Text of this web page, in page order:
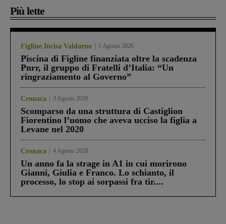
Più lette
Figline Incisa Valdarno 1 Agosto 2026
Piscina di Figline finanziata oltre la scadenza
Pnrr, il gruppo di Fratelli d’Italia: “Un
ringraziamento al Governo”
Cronaca 3 Agosto 2026
Scomparso da una struttura di Castiglion
Fiorentino l’uomo che aveva ucciso la figlia a
Levane nel 2020
Cronaca 4 Agosto 2026
Un anno fa la strage in A1 in cui morirono
Gianni, Giulia e Franco. Lo schianto, il
processo, lo stop ai sorpassi fra tir....